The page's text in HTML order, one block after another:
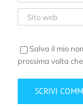
Salva il mio
prossima volta